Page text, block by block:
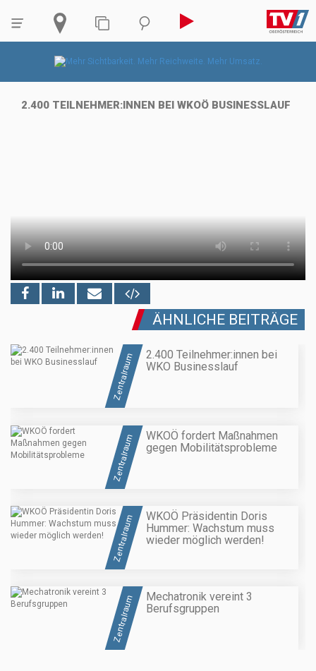
2.400 TEILNEHMER:INNEN BEI WKOÖ BUSINESSLAUF
ÄHNLICHE BEITRÄGE
Zentralraum
2.400 Teilnehmer:innen bei
WKO Businesslauf
Zentralraum
WKOÖ fordert Maßnahmen
gegen Mobilitätsprobleme
Zentralraum
WKOÖ Präsidentin Doris
Hummer: Wachstum muss
wieder möglich werden!
Zentralraum
Mechatronik vereint 3
Berufsgruppen